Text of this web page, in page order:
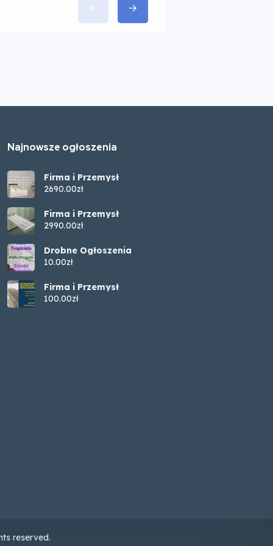
Najnowsze ogłoszenia
Firma i Przemysł
2690.00zł
Firma i Przemysł
2990.00zł
Drobne Ogłoszenia
10.00zł
Firma i Przemysł
100.00zł
reserved.